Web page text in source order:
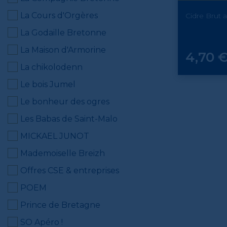
La Cours d'Orgères
La Godaille Bretonne
La Maison d'Armorine
La chikolodenn
Le bois Jumel
Le bonheur des ogres
Les Babas de Saint-Malo
MICKAEL JUNOT
Mademoiselle Breizh
Offres CSE & entreprises
POEM
Prince de Bretagne
SO Apéro !
Cidre Brut
Prix
4,70